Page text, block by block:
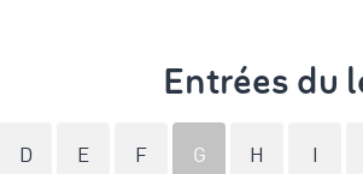
Entrées du
D E F G H